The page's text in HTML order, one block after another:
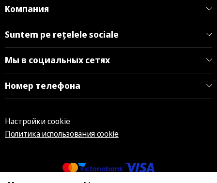
Компания
Suntem pe rețelele sociale
Мы в социальных сетях
Номер телефона
Настройки cookie
Политика использования cookie